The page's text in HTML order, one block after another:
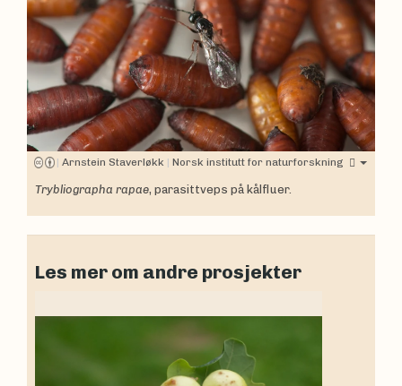
| Arnstein Staverløkk | Norsk institutt for naturforskning
Trybliographa rapae, parasittveps på kålfluer.
Les mer om andre prosjekter